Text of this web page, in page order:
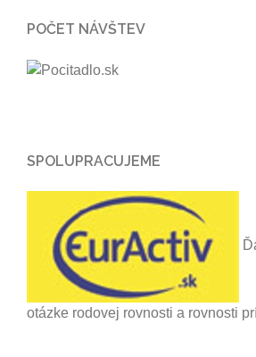
POČET NÁVŠTEV
SPOLUPRACUJEME
otázke rodovej rovnosti a rovnosti